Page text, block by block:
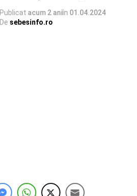
Publicat acum 2 aniîn 01.04.2024
De sebesinfo.ro